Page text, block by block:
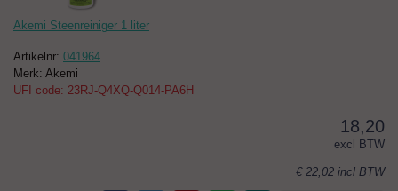
Akemi Steenreiniger 1 liter
Artikelnr: 041964
Merk: Akemi
UFI code: 23RJ-Q4XQ-Q014-PA6H
18,20
excl BTW
€ 22,02 incl BTW